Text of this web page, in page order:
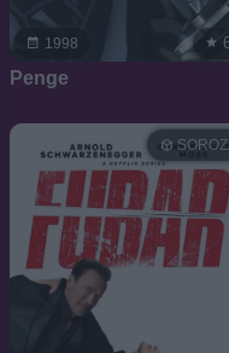
1998
Penge